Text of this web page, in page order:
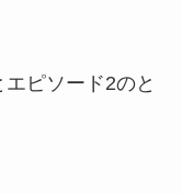
ピソード2のと